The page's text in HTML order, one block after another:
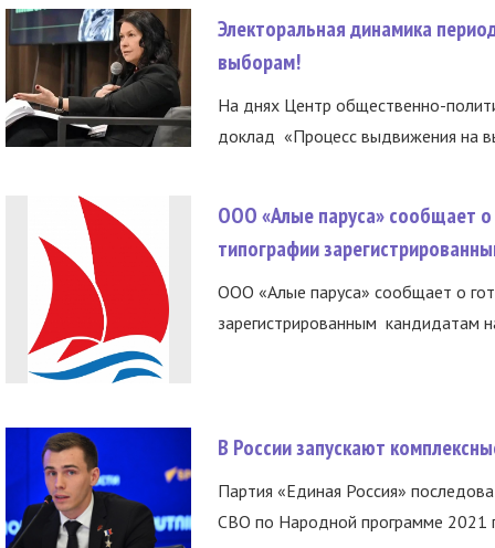
Электоральная динамика
выборам!
На днях Центр общественно-
доклад «Процесс выдвижения на
ООО «Алые паруса» сообщает о
типографии
ООО «Алые паруса» сообщает о
зарегистрированным кандидатам
В России запускают
Партия «Единая Россия»
СВО по Народной программе 2021